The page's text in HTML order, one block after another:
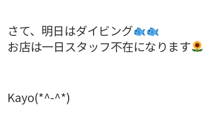
さて、明日はダイビング
お店は一日スタッフ不在になります
Kayo(*^-^*)